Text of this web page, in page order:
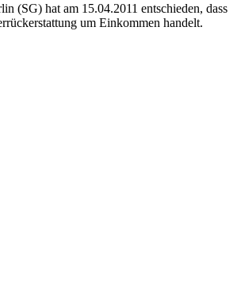
(SG) hat am 15.04.2011 entschieden, dass
um Einkommen handelt.